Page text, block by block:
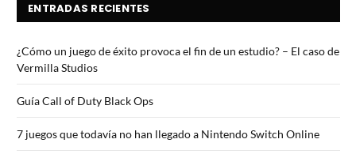
ENTRADAS RECIENTES
¿Cómo un juego de éxito provoca el fin de un estudio? – El caso de
Vermilla Studios
Guía Call of Duty Black Ops
7 juegos que todavía no han llegado a Nintendo Switch Online